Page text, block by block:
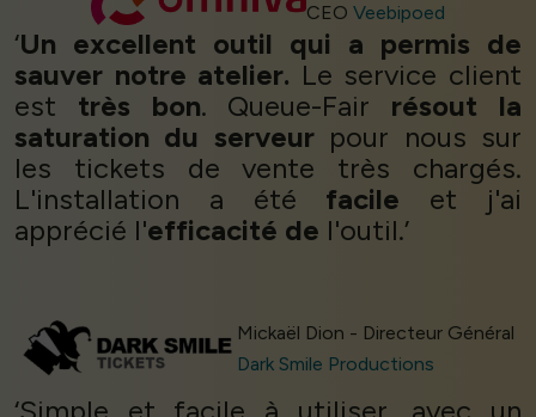
CEO Veebipoed
‘Un excellent outil qui a permis de
sauver notre atelier. Le service client
est très bon. Queue-Fair résout la
saturation du serveurpour nous sur
les tickets de vente très chargés.
L'installation a été facile et j'ai
apprécié l'efficacité de l'outil.’
Mickaël Dion - Directeur Général
Dark Smile Productions